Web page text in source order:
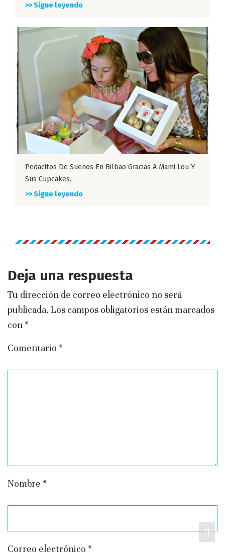
>> Sigue leyendo
Pedacitos De Sueños En Bilbao Gracias A Mami Lou Y
Sus Cupcakes.
>> Sigue leyendo
Deja una respuesta
Tu dirección de correo electrónico no será
publicada. Los campos obligatorios están marcados
con *
Comentario *
Nombre *
Correo electrónico *